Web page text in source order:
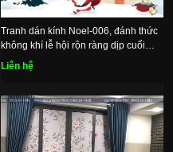
Tranh dán kính Noel-006, đánh thức
không khí lễ hội rộn ràng dịp cuối
năm
Liên hệ